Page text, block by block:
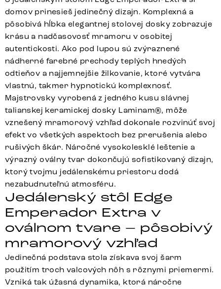
domov prinesieš jedinečný dizajn. Komplexná a
pôsobivá hĺbka elegantnej stolovej dosky zobrazuje
krásu a nadčasovosť mramoru v osobitej
autentickosti. Ako pod lupou sú zvýraznené
nádherné farebné prechody teplých hnedých
odtieňov a najjemnejšie žilkovanie, ktoré vytvára
vlastnú, takmer hypnotickú komplexnosť.
Majstrovsky vyrobená z jedného kusu slávnej
talianskej keramickej dosky Laminam®, môže
vznešený mramorový vzhľad dokonale rozvinúť svoj
efekt vo všetkých aspektoch bez prerušenia alebo
rušivých škár. Náročné vysokolesklé leštenie a
výrazný oválny tvar dokončujú sofistikovaný dizajn,
ktorý tvojmu jedálenskému priestoru dodá
nezabudnuteľnú atmosféru.
Jedálenský stôl Edge
Emperador Extra v
oválnom tvare – pôsobivý
mramorový vzhľad
Jedinečná podstava stola získava svoj šarm
použitím troch valcových nôh s rôznymi priemermi.
Vzniká tak úžasná dynamika, ktorá náročne